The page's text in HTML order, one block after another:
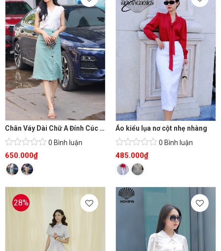
Chân Váy Dài Chữ A Đính Cúc Sang Trọng
0 Bình luận
650.000₫
Áo kiểu lụa nơ cột nhẹ nhàng
0 Bình luận
485.000₫
28%